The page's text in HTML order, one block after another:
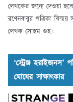
লেখকের জন্যে দেওয়া
রণেনবাবুর পত্রিকা
লেখক সোহম গুহ।
‘স্ট্রেঞ্জ হরাইজনস’
ঘোষের সাক্ষাৎকার